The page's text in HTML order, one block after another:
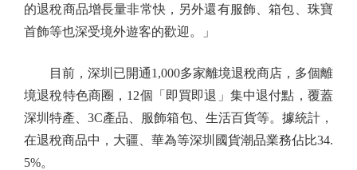
的退稅商品增長量非常快，另外還有服飾、箱包、珠寶
首飾等也深受境外遊客的歡迎。」
目前，深圳已開通1,000多家離境退稅商店，多個離
境退稅特色商圈，12個「即買即退」集中退付點，覆蓋
深圳特產、3C產品、服飾箱包、生活百貨等。據統計，
在退稅商品中，大疆、華為等深圳國貨潮品業務佔比34.
5%。